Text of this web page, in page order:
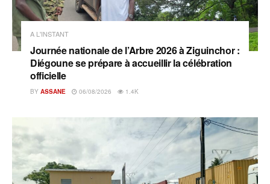
A L'INSTANT
Journée nationale de l’Arbre 2026 à Ziguinchor :
Diégoune se prépare à accueillir la célébration
officielle
BY ASSANE 06/08/2026 1.4K